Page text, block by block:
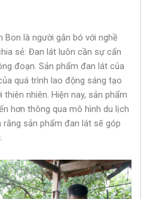
Bon là người gắn bó với nghề
sẻ: Đan lát luôn cần sự cẩn
đoạn. Sản phẩm đan lát của
quá trình lao động sáng tạo
nhiên. Hiện nay, sản phẩm
hơn thông qua mô hình du lịch
rằng sản phẩm đan lát sẽ góp